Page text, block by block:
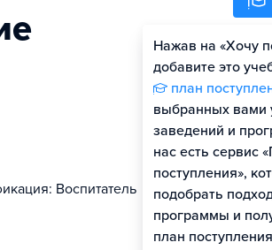
Воспитатель
Нажав на «Хочу
добавите это
план
выбранных вами
заведений и
нас есть сервис
поступления»,
подобрать
программы и
план